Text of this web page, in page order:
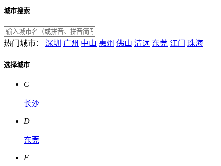
城市搜索
热门城市： 深圳 广州 中山 惠州 佛山 清远 东莞 江门 珠海
选择城市
C
长沙
D
东莞
F